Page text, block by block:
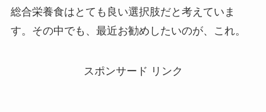
総合栄養食はとても良い選択肢だと考えていま
す。その中でも、最近お勧めしたいのが、これ。
スポンサード リンク